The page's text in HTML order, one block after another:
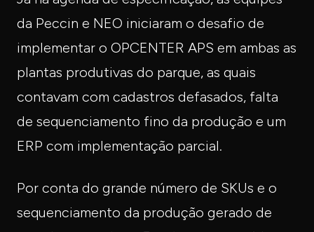
da Peccin e NEO iniciaram o desafio de
implementar o OPCENTER APS em ambas as
plantas produtivas do parque, as quais
contavam com cadastros defasados, falta
de sequenciamento fino da produção e um
ERP com implementação parcial.
Por conta do grande número de SKUs e o
sequenciamento da produção gerado de